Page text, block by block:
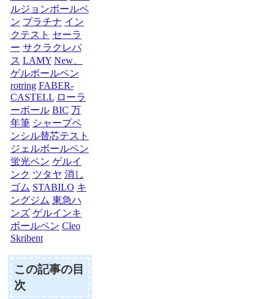
ルジョンボールペ
ン プラチナ イン
クテスト セーラ
ー サクラクレパ
ス LAMY New、
ゲルボールペン
rotring FABER-
CASTELL ローラ
ーボール BIC 万
年筆 シャープペ
ンシル替芯テスト
ジェルボールペン
蛍光ペン ゲルイ
ンク ツタヤ 消し
ゴム STABILO キ
ングジム 東急ハ
ンズ ゲルインキ
ボールペン Cleo
Skribent
この記事の目
次